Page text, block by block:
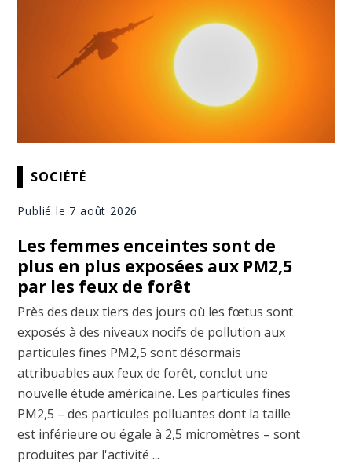
SOCIÉTÉ
Publié le 7 août 2026
Les femmes enceintes sont de
plus en plus exposées aux PM2,5
par les feux de forêt
Près des deux tiers des jours où les fœtus sont
exposés à des niveaux nocifs de pollution aux
particules fines PM2,5 sont désormais
attribuables aux feux de forêt, conclut une
nouvelle étude américaine. Les particules fines
PM2,5 – des particules polluantes dont la taille
est inférieure ou égale à 2,5 micromètres – sont
produites par l'activité ...